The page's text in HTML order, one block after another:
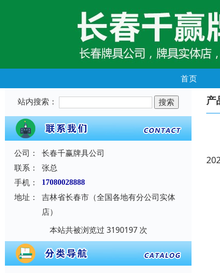
首页
站内搜索：
公司：
长春千赢牌具公司
联系：
张总
手机：
17080028888
地址：
吉林省长春市（全国各地有分公司实体
店）
本站共被浏览过 3190197 次
产